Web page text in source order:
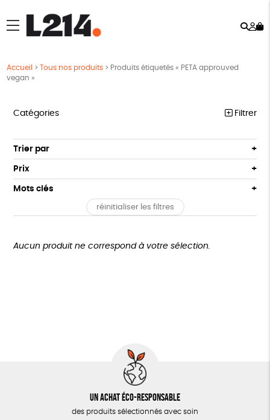
menu
Accueil >Tous nos produits > Produits étiquetés « PETA approuved
vegan »
Catégories Filtrer
MARCHE POUR LA FERMETURE DES ABATTOIRS
OUTILS MILITANTS
TRACTS
CARTES
CUISINE / NUTRITION
Trier par
Par défaut
Popularité
Prix : du - cher au + cher
Disponibilité
Prix
Tous
50 € - 100 €
150 € - 200 €
Mots clés
OEKO-Tex, PETA approuved vegan
réinitialiser les filtres
Aucun produit ne correspond à votre sélection.
Un achat éco-responsable
des produits sélectionnés avec soin